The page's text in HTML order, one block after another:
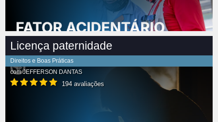
Licença paternidade
Direitos e Boas Práticas
comJEFFERSON DANTAS
194 avaliações